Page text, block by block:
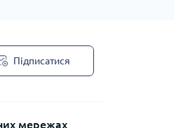
Підписатися
мережах